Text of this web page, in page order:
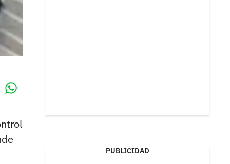
PUBLICIDAD